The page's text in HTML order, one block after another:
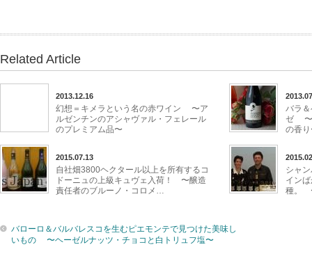
Related Article
2013.12.16
幻想＝キメラという名の赤ワイン 〜ア
ルゼンチンのアシャヴァル・フェレール
のプレミアム品〜
バラ
ゼ 〜
の香
2015.07.13
自社畑3800ヘクタール以上を所有するコ
ドーニュの上級キュヴェ入荷！ 〜醸造
責任者のブルーノ・コロメ…
シャ
イン
種。
バローロ＆バルバレスコを生むピエモンテで見つけた美味し
いもの 〜ヘーゼルナッツ・チョコと白トリュフ塩〜